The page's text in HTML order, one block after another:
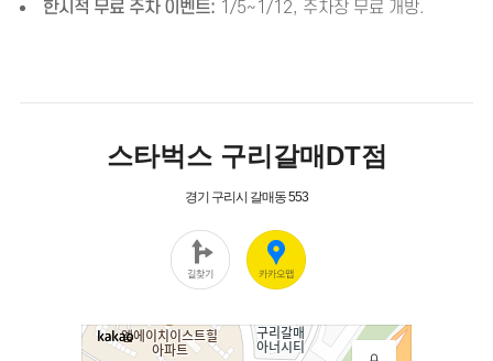
한시적 무료 주차 이벤트: 1/5~1/12, 주차장 무료 개방.